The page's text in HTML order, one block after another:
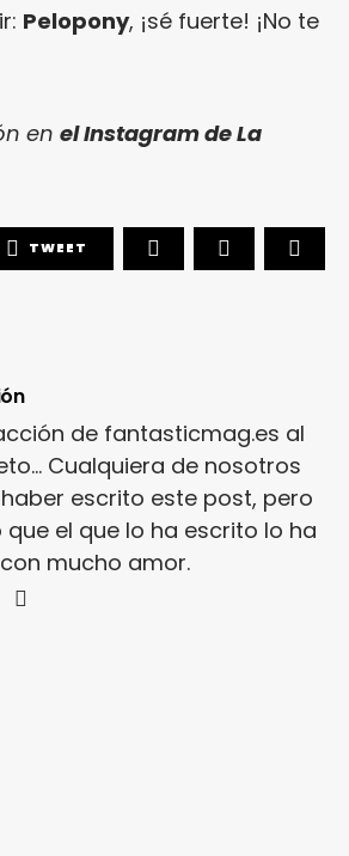
Pelopony, ¡sé fuerte! ¡No te
en el Instagram de La
TWEET
de fantasticmag.es al
Cualquiera de nosotros
escrito este post, pero
que el que lo ha escrito lo ha
mucho amor.